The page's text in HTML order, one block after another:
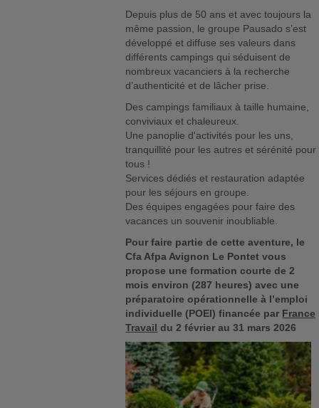
Depuis plus de 50 ans et avec toujours la
même passion, le groupe Pausado s’est
développé et diffuse ses valeurs dans
différents campings qui séduisent de
nombreux vacanciers à la recherche
d’authenticité et de lâcher prise.
Des campings familiaux à taille humaine,
conviviaux et chaleureux.
Une panoplie d'activités pour les uns,
tranquillité pour les autres et sérénité pour
tous !
Services dédiés et restauration adaptée
pour les séjours en groupe.
Des équipes engagées pour faire des
vacances un souvenir inoubliable.
Pour faire partie de cette aventure, le
Cfa Afpa Avignon Le Pontet vous
propose une formation courte de 2
mois environ (287 heures) avec une
préparatoire opérationnelle à l’emploi
individuelle (POEI) financée par France
Travail du 2 février au 31 mars 2026